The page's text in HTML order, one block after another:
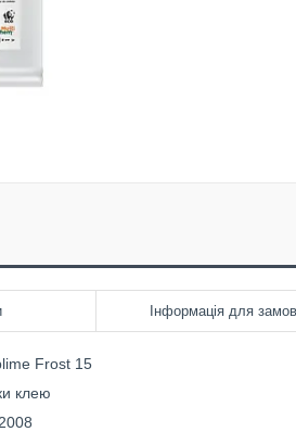
Інформація для
Frost 15
клею